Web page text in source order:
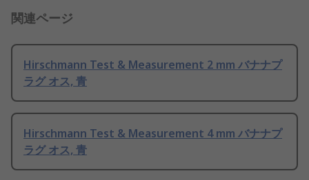
関連ページ
Hirschmann Test & Measurement 2 mm バナナプ
ラグ オス, 青
Hirschmann Test & Measurement 4 mm バナナプ
ラグ オス, 青